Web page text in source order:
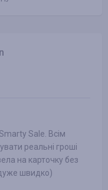
Sale. Всім
реальні гроші
на карточку без
швидко)